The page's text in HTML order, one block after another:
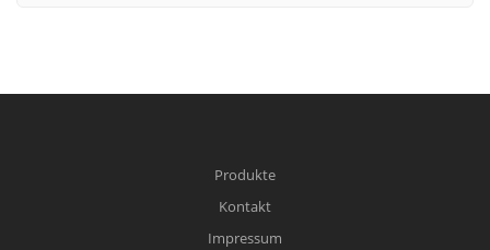
Produkte
Kontakt
Impressum